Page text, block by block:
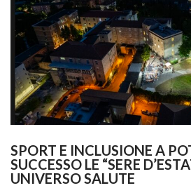
SPORT E INCLUSIONE A
SUCCESSO LE “SERE
UNIVERSO SALUTE